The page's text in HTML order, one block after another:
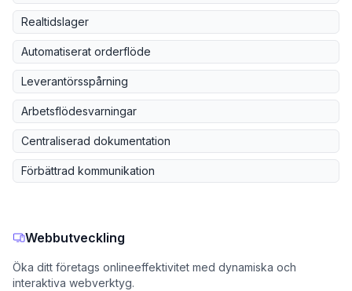
Realtidslager
Automatiserat orderflöde
Leverantörsspårning
Arbetsflödesvarningar
Centraliserad dokumentation
Förbättrad kommunikation
Webbutveckling
Öka ditt företags onlineeffektivitet med dynamiska och
interaktiva webverktyg.